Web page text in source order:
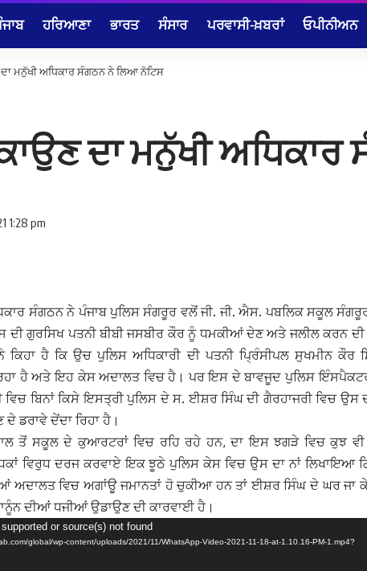
ਹਰਿਆਣਾ ਭਾਰਤ ਸੰਸਾਰ ਪਰਵਾਸੀ-ਖ਼ਬਰਾਂ ਓਪੀਨੀਅਨ
ਮਨੁੱਖੀ ਅਧਿਕਾਰ ਸੰਗਠਨ ਨੇ ਲਿਆ ਨੋਟਿਸ
ਦਾ ਮਨੁੱਖੀ
1:28 pm
ਸੰਗਠਨ ਨੇ ਪੰਜਾਬ ਪੁਲਿਸ ਸੰਗਰੂਰ ਵਲੋਂ ਜੀ. ਜੀ. ਐਸ. ਪਬਲਿਕ ਸਕੂਲ
ਗੁਰਸਿਖ ਪਤਨੀ ਬੀਬੀ ਜਸਬੀਰ ਕੌਰ ਨੂੰ ਧਮਕੀਆਂ ਦੇਣ ਅਤੇ ਜਲੀਲ ਕਰਨ ਦੀ
ਕਿਹਾ ਹੈ ਕਿ ਉਚ ਪੁਲਿਸ ਅਧਿਕਾਰੀ ਦੀ ਪਤਨੀ ਪਿ੍ਰੰਸੀਪਲ ਸੁਖਮੀਨ ਕੌਰ
ਹੈ ਅਤੇ ਇਹ ਕੇਸ ਅਦਾਲਤ ਵਿਚ ਹੈ। ਪਰ ਇਸ ਦੇ ਬਾਵਜੂਦ ਪੁਲਿਸ
ਬਿਨਾਂ ਕਿਸੇ ਇਸਤ੍ਰੀ ਪੁਲਿਸ ਦੇ ਸ. ਈਸ਼ਰ ਸਿੰਘ ਦੀ ਗੈਰਹਾਜਰੀ ਵਿਚ ਉਸ
ਡਰਾਵੇ ਦੇਂਦਾ ਰਿਹਾ ਹੈ।
ਤੋਂ ਸਕੂਲ ਦੇ ਕੁਆਰਟਰਾਂ ਵਿਚ ਰਹਿ ਰਹੇ ਹਨ, ਦਾ ਇਸ ਝਗੜੇ ਵਿਚ ਕੁਝ ਵੀ
ਵਿਰੁਧ ਦਰਜ ਕਰਵਾਏ ਇਕ ਝੂਠੇ ਪੁਲਿਸ ਕੇਸ ਵਿਚ ਉਸ ਦਾ ਨਾਂ ਲਿਖਾਇਆ
ਅਦਾਲਤ ਵਿਚ ਅਗਾਂਊ ਜਮਾਨਤਾਂ ਹੋ ਚੁਕੀਆ ਹਨ ਤਾਂ ਈਸ਼ਰ ਸਿੰਘ ਦੇ ਘਰ ਜਾ
ਦੀਆਂ ਧਜੀਆਂ ਉਡਾਉਣ ਦੀ ਕਾਰਵਾਈ ਹੈ।
or source(s) not found
global/wp-content/uploads/2021/11/WhatsApp-Video-2021-11-18-at-1.10.16-PM-1.mp4?